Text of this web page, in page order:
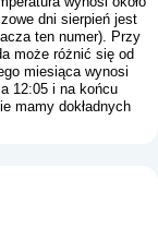
dni sierpień jest
ten numer). Przy
może różnić się od
miesiąca wynosi
12:05 i na końcu
mamy dokładnych